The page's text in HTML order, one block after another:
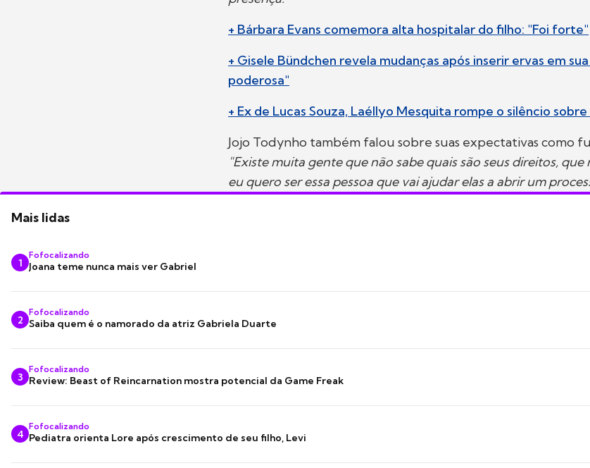
+ Bárbara Evans comemora alta hospitalar do filho: "Foi forte"
+ Gisele Bündchen revela mudanças após inserir ervas em
poderosa"
+ Ex de Lucas Souza, Laéllyo Mesquita rompe o silêncio
Jojo Todynho também falou sobre suas expectativas como
"Existe muita gente que não sabe quais são seus direitos, que
eu quero ser essa pessoa que vai ajudar elas a abrir um
Mais lidas
1
Fofocalizando
Joana teme nunca mais ver Gabriel
2
Fofocalizando
Saiba quem é o namorado da atriz Gabriela Duarte
3
Fofocalizando
Review: Beast of Reincarnation mostra potencial da Game Freak
4
Fofocalizando
Pediatra orienta Lore após crescimento de seu filho, Levi